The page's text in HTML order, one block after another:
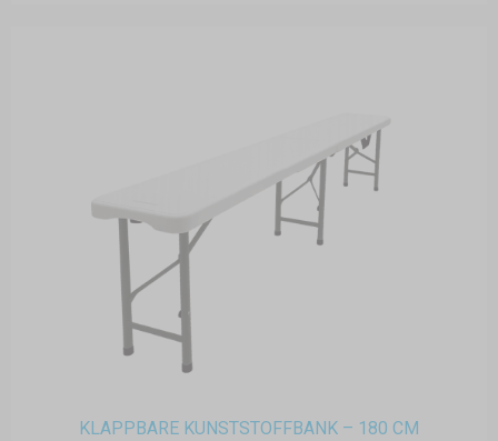
KLAPPBARE KUNSTSTOFFBANK – 180 CM